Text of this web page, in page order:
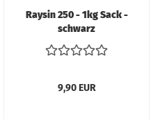
Raysin 250 - 1kg Sack -
schwarz
9,90 EUR